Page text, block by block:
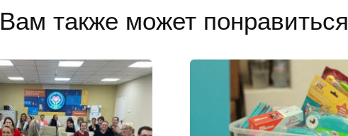
Вам также может понравиться